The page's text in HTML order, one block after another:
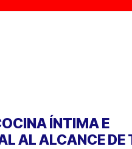
ÍNTIMA E
AL ALCANCE DE